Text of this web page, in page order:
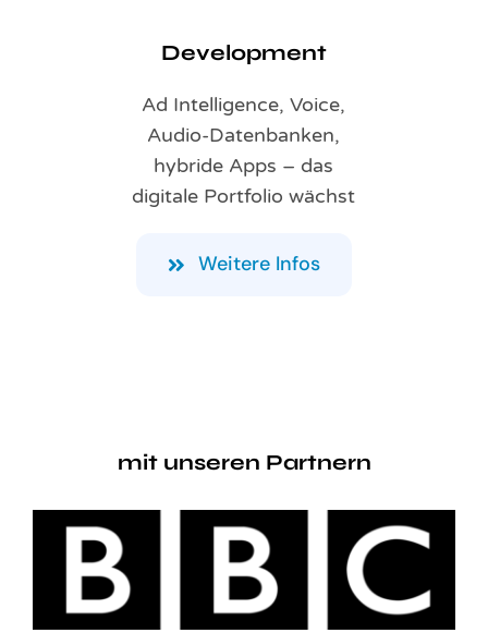
Development
Ad Intelligence, Voice,
Audio-Datenbanken,
hybride Apps – das
digitale Portfolio wächst
Weitere Infos
mit unseren Partnern